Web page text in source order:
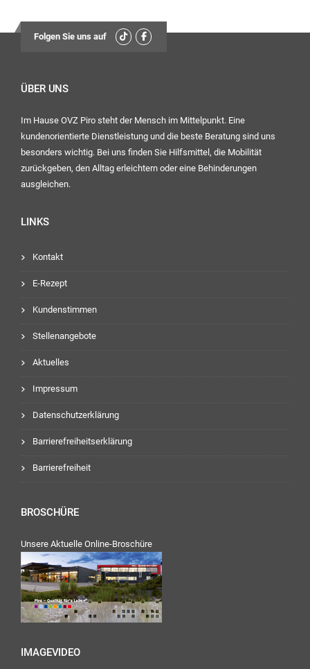
Folgen Sie uns auf
ÜBER UNS
Im Hause OVZ Piro steht der Mensch im Mittelpunkt. Eine
kundenorientierte Dienstleistung und die beste Beratung sind uns
besonders wichtig. Bei uns finden Sie Hilfsmittel, die Mobilität
zurückgeben, den Alltag erleichtern oder eine Behinderungen
ausgleichen.
LINKS
Kontakt
E-Rezept
Kundenstimmen
Stellenangebote
Aktuelles
Impressum
Datenschutzerklärung
Barrierefreiheitserklärung
Barrierefreiheit
BROSCHÜRE
Unsere Aktuelle Online-Broschüre
IMAGEVIDEO